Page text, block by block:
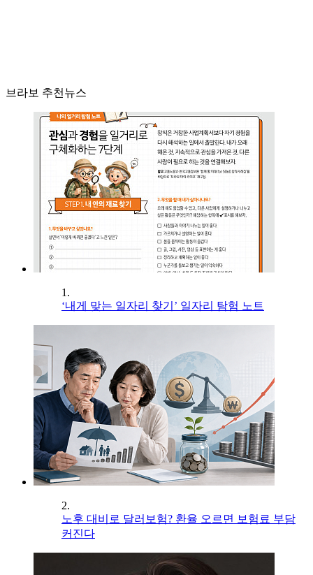
브라보 추천뉴스
1.
‘내게 맞는 일자리 찾기’ 일자리 탐험 노트
2.
노후 대비로 달러보험? 환율 오르면 보험료 부담
커진다